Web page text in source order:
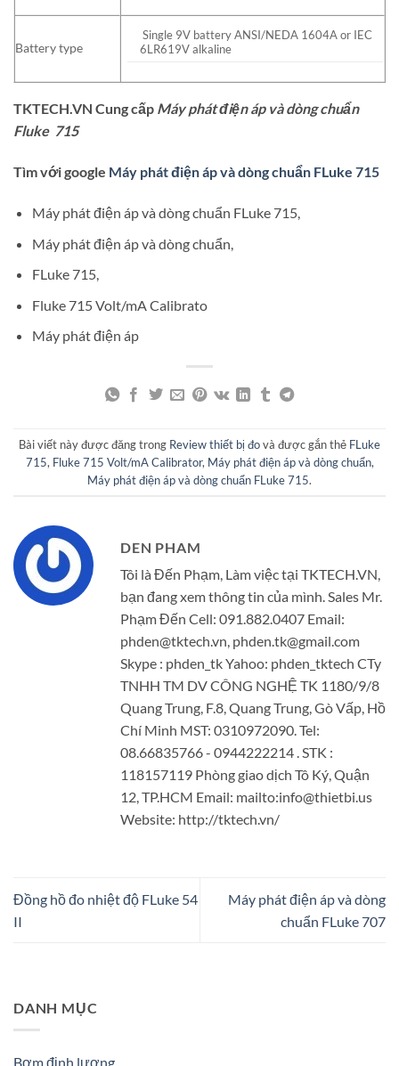
Battery type
Single 9V battery ANSI/NEDA 1604A or IEC
6LR619V alkaline
TKTECH.VN Cung cấp Máy phát điện áp và dòng chuẩn
Fluke 715
Tìm với google Máy phát điện áp và dòng chuẩn FLuke 715
Máy phát điện áp và dòng chuẩn FLuke 715,
Máy phát điện áp và dòng chuẩn,
FLuke 715,
Fluke 715 Volt/mA Calibrato
Máy phát điện áp
Bài viết này được đăng trong Review thiết bị đovà được gắn thẻ FLuke
715, Fluke 715 Volt/mA Calibrator, Máy phát điện áp và dòng chuẩn,
Máy phát điện áp và dòng chuẩn FLuke 715.
DEN PHAM
Tôi là Đến Phạm, Làm việc tại TKTECH.VN,
bạn đang xem thông tin của mình. Sales Mr.
Phạm Đến Cell: 091.882.0407 Email:
phden@tktech.vn, phden.tk@gmail.com
Skype : phden_tk Yahoo: phden_tktech CTy
TNHH TM DV CÔNG NGHỆ TK 1180/9/8
Quang Trung, F.8, Quang Trung, Gò Vấp, Hồ
Chí Minh MST: 0310972090. Tel:
08.66835766 - 0944222214 . STK :
118157119 Phòng giao dịch Tô Ký, Quận
12, TP.HCM Email: mailto:info@thietbi.us
Website: http://tktech.vn/
Đồng hồ đo nhiệt độ FLuke 54
II
Máy phát điện áp và dòng
chuẩn FLuke 707
DANH MỤC
Bơm định lượng